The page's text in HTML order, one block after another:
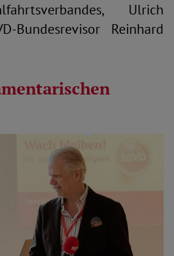
Ulrich
Bundesrevisor Reinhard